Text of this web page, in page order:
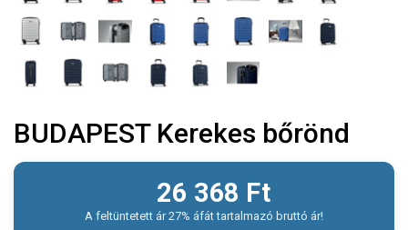
BUDAPEST Kerekes bőrönd
26 368 Ft
A feltüntetett ár 27% áfát tartalmazó bruttó ár!